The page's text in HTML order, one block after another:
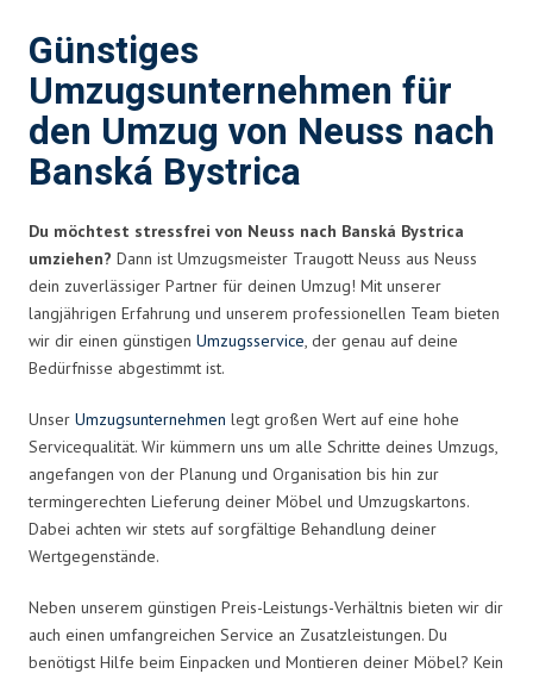
Günstiges
Umzugsunternehmen für
den Umzug von Neuss nach
Banská Bystrica
Du möchtest stressfrei von Neuss nach Banská Bystrica
umziehen? Dann ist Umzugsmeister Traugott Neuss aus Neuss
dein zuverlässiger Partner für deinen Umzug! Mit unserer
langjährigen Erfahrung und unserem professionellen Team bieten
wir dir einen günstigen Umzugsservice, der genau auf deine
Bedürfnisse abgestimmt ist.
Unser Umzugsunternehmen legt großen Wert auf eine hohe
Servicequalität. Wir kümmern uns um alle Schritte deines Umzugs,
angefangen von der Planung und Organisation bis hin zur
termingerechten Lieferung deiner Möbel und Umzugskartons.
Dabei achten wir stets auf sorgfältige Behandlung deiner
Wertgegenstände.
Neben unserem günstigen Preis-Leistungs-Verhältnis bieten wir dir
auch einen umfangreichen Service an Zusatzleistungen. Du
benötigst Hilfe beim Einpacken und Montieren deiner Möbel? Kein